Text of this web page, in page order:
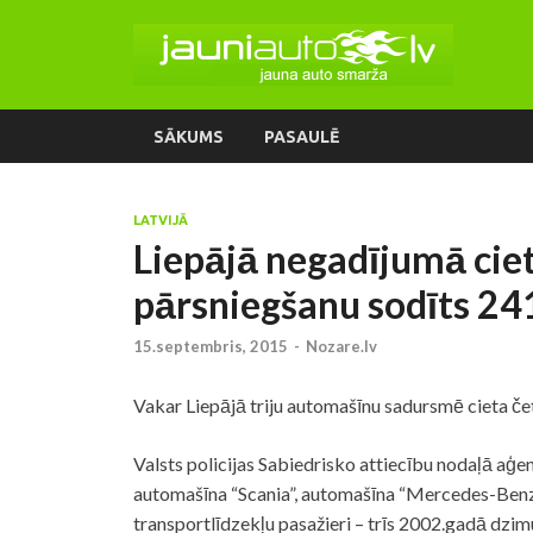
SĀKUMS PASAULĒ
LATVIJĀ
Liepājā negadījumā
pārsniegšanu sodīts
15.septembris, 2015 - Nozare.lv
Vakar Liepājā triju automašīnu sadursmē cieta
Valsts policijas Sabiedrisko attiecību nodaļā
automašīna “Scania”, automašīna “Mercedes-
transportlīdzekļu pasažieri – trīs 2002.gadā